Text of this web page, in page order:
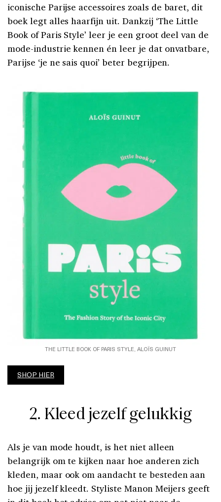
iconische Parijse accessoires zoals de baret, dit
boek legt alles haarfijn uit. Dankzij ‘The Little
Book of Paris Style’ leer je een groot deel van de
mode-industrie kennen én leer je dat onvatbare,
Parijse ‘je ne sais quoi’ beter begrijpen.
THE LITTLE BOOK OF PARIS STYLE, ALOÏS GUINUT
SHOP HIER
2. Kleed jezelf gelukkig
Als je van mode houdt, is het niet alleen
belangrijk om te kijken naar hoe anderen zich
kleden, maar ook om aandacht te besteden aan
hoe jij jezelf kleedt. Styliste Manon Meijers geeft